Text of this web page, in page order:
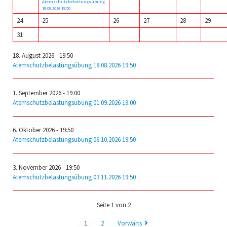
18.08.2026 19:50
24 25 26 27 28
29
31
18. August 2026- 19:50
Atemschutzbelastungsübung 18.08.2026 19:50
1. September 2026- 19:00
Atemschutzbelastungsübung 01.09.2026 19:00
6. Oktober 2026- 19:50
Atemschutzbelastungsübung 06.10.2026 19:50
3. November 2026- 19:50
Atemschutzbelastungsübung 03.11.2026 19:50
Seite 1 von 2
1 2 Vorwärts